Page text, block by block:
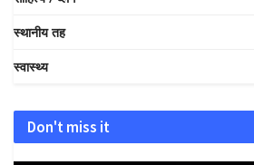
स्थानीय तह
स्वास्थ्य
Don't miss it